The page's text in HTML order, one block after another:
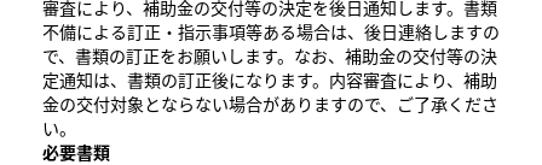
審査により、補助金の交付等の決定を後日通知します。書類
不備による訂正・指示事項等ある場合は、後日連絡しますの
で、書類の訂正をお願いします。なお、補助金の交付等の決
定通知は、書類の訂正後になります。内容審査により、補助
金の交付対象とならない場合がありますので、ご了承くださ
い。
必要書類